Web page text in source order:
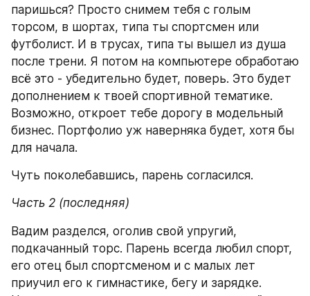
паришься? Просто снимем тебя с голым
торсом, в шортах, типа ты спортсмен или
футболист. И в трусах, типа ты вышел из душа
после трени. Я потом на компьютере обработаю
всё это - убедительно будет, поверь. Это будет
дополнением к твоей спортивной тематике.
Возможно, откроет тебе дорогу в модельный
бизнес. Портфолио уж наверняка будет, хотя бы
для начала.
Чуть поколебавшись, парень согласился.
Часть 2 (последняя)
Вадим разделся, оголив свой упругий,
подкачанный торс. Парень всегда любил спорт,
его отец был спортсменом и с малых лет
приучил его к гимнастике, бегу и зарядке.